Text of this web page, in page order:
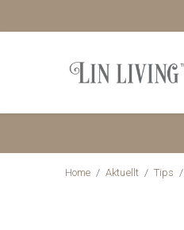
Hoppa
Home / Aktuellt / Tips /